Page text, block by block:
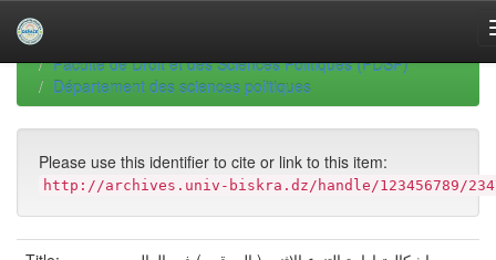
navigationUniversity of Biskra Repository
Faculté de Droit et des Sciences Politiques (FDSP)
Département des sciences politiques
Please use this identifier to cite or link to this item:
http://archives.univ-biskra.dz/handle/123456789/